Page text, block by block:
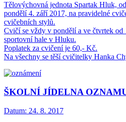
Tělovýchovná jednota Spartak Hluk,
pondělí 4. září 2017, na pravidelné
cvičebních stylů.
Cvičí se vždy v pondělí a ve čtvrtek od
sportovní hale v Hluku.
Poplatek za cvičení je 60,- Kč.
Na všechny se těší cvičitelky Hanka
ŠKOLNÍ JÍDELNA
Datum: 24. 8. 2017